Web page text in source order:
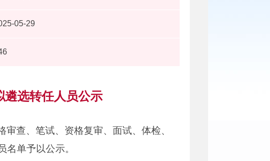
05-29
遴选转任人员公示
查、笔试、资格复审、面试、体检、
单予以公示。